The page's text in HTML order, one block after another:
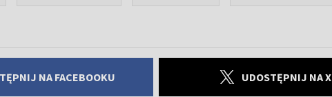
NA FACEBOOKU UDOSTĘPNIJ NA X